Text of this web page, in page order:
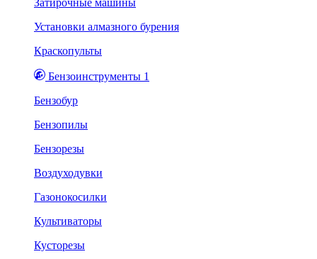
Затирочные машины
Установки алмазного бурения
Краскопульты
Бензоинструменты 1
Бензобур
Бензопилы
Бензорезы
Воздуходувки
Газонокосилки
Культиваторы
Кусторезы